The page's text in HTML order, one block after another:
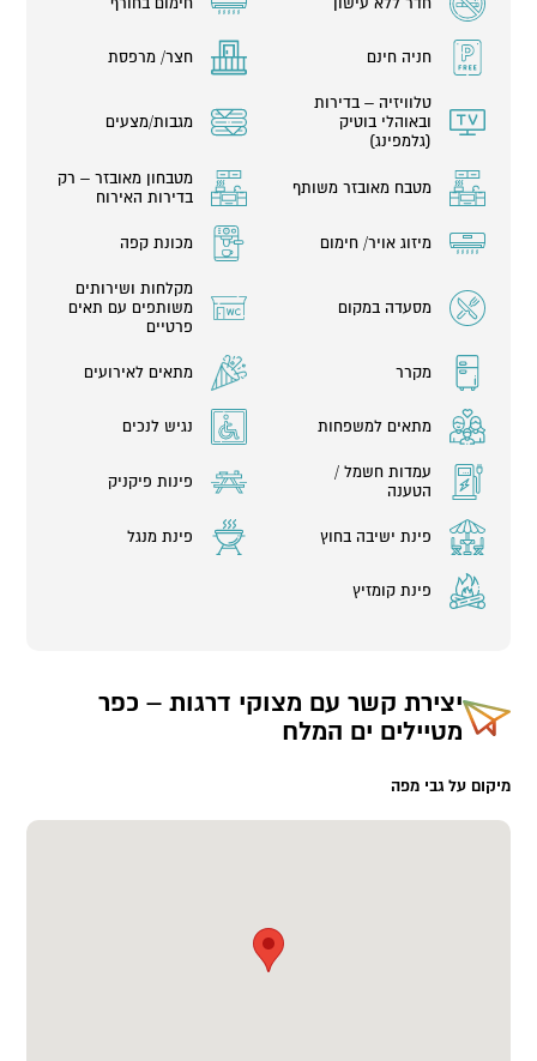
חניה חינם חצר/ מרפסת
טלוויזיה – בדירות
ובאוהלי בוטיק
(גלמפינג)
מגבות/מצעים
מטבח מאובזר משותף
מטבחון מאובזר – רק
בדירות האירוח
מיזוג אויר/ חימום מכונת קפה
מסעדה במקום
מקלחות ושירותים
משותפים עם תאים
פרטיים
מקרר מתאים לאירועים
מתאים למשפחות נגיש לנכים
עמדות חשמל /
הטענה
פינות פיקניק
פינת ישיבה בחוץ פינת מנגל
פינת קומזיץ
יצירת קשר עם מצוקי דרגות – כפר
מטיילים ים המלח
מיקום על גבי מפה